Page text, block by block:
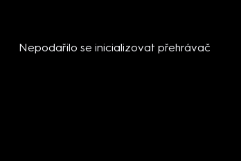
Nepodařilo se inicializovat přehrávač